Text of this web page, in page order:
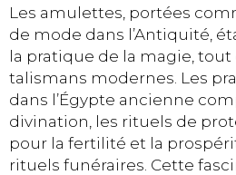
Les amulettes, portées
de mode dans l’Antiquité,
la pratique de la magie,
talismans modernes. Les
dans l’Égypte ancienne
divination, les rituels de
pour la fertilité et la
rituels funéraires. Cette